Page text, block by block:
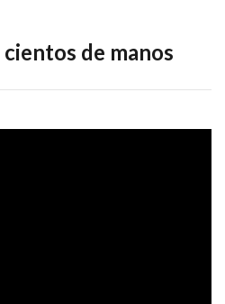
cientos de manos